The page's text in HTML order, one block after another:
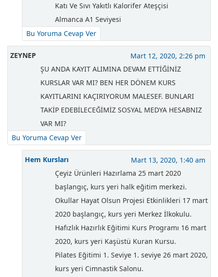
Katı Ve Sıvı Yakıtlı Kalorifer Ateşçisi
Almanca A1 Seviyesi
Bu Yoruma Cevap Ver
ZEYNEP
Mart 12, 2020, 2:26 pm
ŞU ANDA KAYIT ALIMINA DEVAM ETTİĞİNİZ
KURSLAR VAR MI? BEN HER DÖNEM KURS
KAYITLARINI KAÇIRIYORUM MALESEF. BUNLARI
TAKİP EDEBİLECEĞİMİZ SOSYAL MEDYA HESABNIZ
VAR MI?
Bu Yoruma Cevap Ver
Hem Kursları
Mart 13, 2020, 1:40 am
Çeyiz Ürünleri Hazırlama 25 mart 2020
başlangıç, kurs yeri halk eğitim merkezi.
Okullar Hayat Olsun Projesi Etkinlikleri 17 mart
2020 başlangıç, kurs yeri Merkez İlkokulu.
Hafızlık Hazırlık Eğitimi Kurs Programı 16 mart
2020, kurs yeri Kaşüstü Kuran Kursu.
Pilates Eğitimi 1. Seviye 1. seviye 26 mart 2020,
kurs yeri Cimnastik Salonu.